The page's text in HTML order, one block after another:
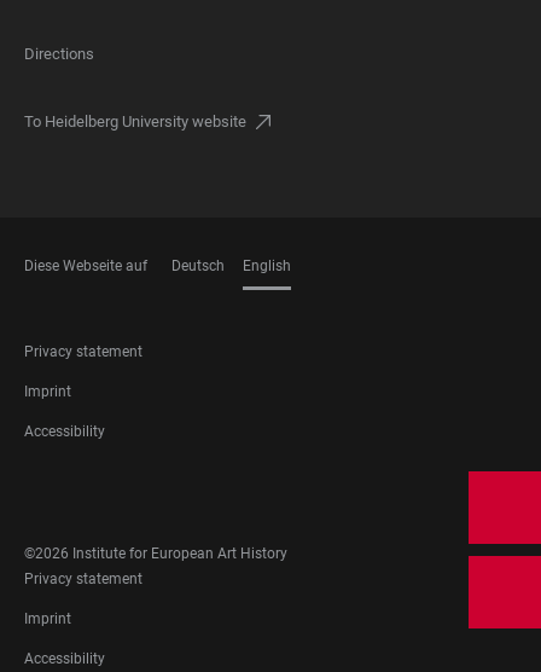
Directions
To Heidelberg University website
Diese Webseite auf Deutsch English
FOOTER
LEGAL
Privacy statement
Imprint
Accessibility
MEDIA
©2026 Institute for European Art History
FOOTER
LEGAL
Privacy statement
Imprint
Accessibility